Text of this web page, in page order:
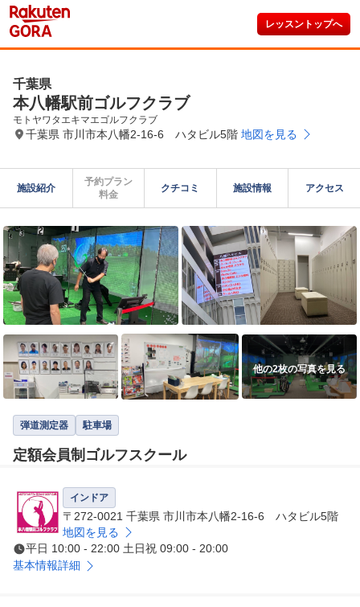
レッスントップへ
千葉県
本八幡駅前ゴルフクラブ
モトヤワタエキマエゴルフクラブ
千葉県 市川市本八幡2-16-6 ハタビル5階 地図を見る
施設紹介
予約プラン
料金
クチコミ 施設情報 アクセス
他の2枚の写真を見る
弾道測定器 駐車場
定額会員制ゴルフスクール
インドア
〒272-0021 千葉県 市川市本八幡2-16-6 ハタビル5階
地図を見る
平日 10:00 - 22:00 土日祝 09:00 - 20:00
基本情報詳細